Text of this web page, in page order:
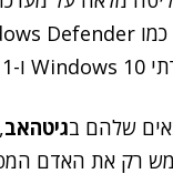
שלהם בגיטהאב
רק את האדם